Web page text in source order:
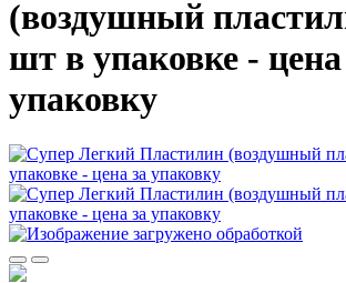
(воздушный
шт в упаковке - цена
упаковку